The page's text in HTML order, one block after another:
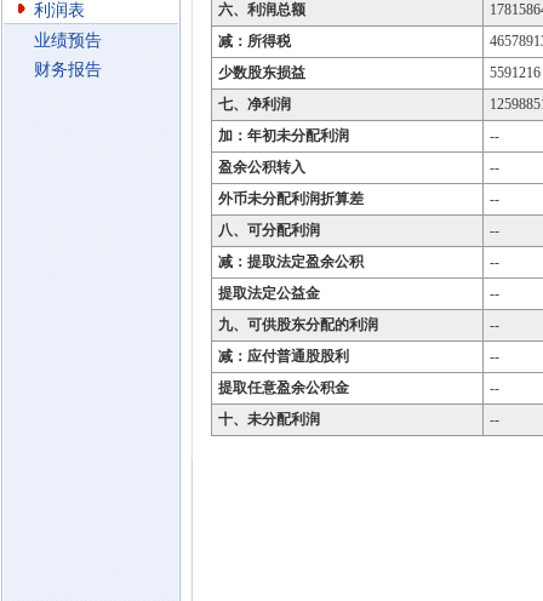
利润表
业绩预告
财务报告
六、利润总额
减：所得税
少数股东损益
5591216
七、净利润
加：年初未分配利润
--
盈余公积转入
--
外币未分配利润折算差
--
八、可分配利润
--
减：提取法定盈余公积
--
提取法定公益金
--
九、可供股东分配的利润
--
减：应付普通股股利
--
提取任意盈余公积金
--
十、未分配利润
--